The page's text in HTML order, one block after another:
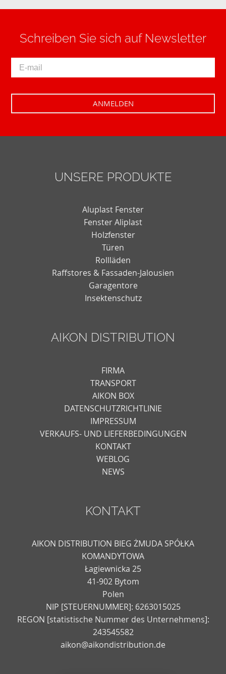
Schreiben Sie sich auf Newsletter
UNSERE PRODUKTE
Aluplast Fenster
Fenster Aliplast
Holzfenster
Türen
Rollläden
Raffstores & Fassaden-Jalousien
Garagentore
Insektenschutz
AIKON DISTRIBUTION
FIRMA
TRANSPORT
AIKON BOX
DATENSCHUTZRICHTLINIE
IMPRESSUM
VERKAUFS- UND LIEFERBEDINGUNGEN
KONTAKT
WEBLOG
NEWS
KONTAKT
AIKON DISTRIBUTION BIEG ŻMUDA SPÓŁKA
KOMANDYTOWA
Łagiewnicka 25
41-902 Bytom
Polen
NIP [STEUERNUMMER]: 6263015025
REGON [statistische Nummer des Unternehmens]:
243545582
aikon@aikondistribution.de